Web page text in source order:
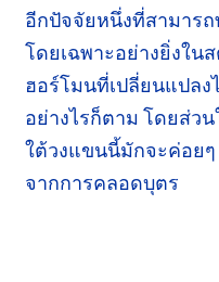
อีกปัจจัยหนึ่งที่สามาร
โดยเฉพาะอย่างยิ่งใน
ฮอร์โมนที่เปลี่ยนแปลง
อย่างไรก็ตาม โดยส่ว
ใต้วงแขนนี้มักจะค่อย
จากการคลอดบุตร